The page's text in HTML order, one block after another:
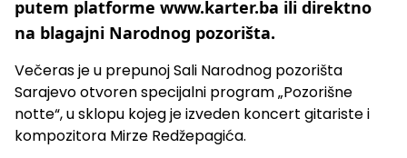
putem platforme www.karter.ba ili direktno
na blagajni Narodnog pozorišta.
Večeras je u prepunoj Sali Narodnog pozorišta
Sarajevo otvoren specijalni program „Pozorišne
notte“, u sklopu kojeg je izveden koncert gitariste i
kompozitora Mirze Redžepagića.